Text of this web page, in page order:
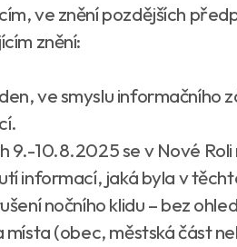
ve znění pozdějších
znění:
ve smyslu informačního
9.-10.8.2025 se v Nové
informací, jaká byla v
nočního klidu – bez
místa (obec, městská část